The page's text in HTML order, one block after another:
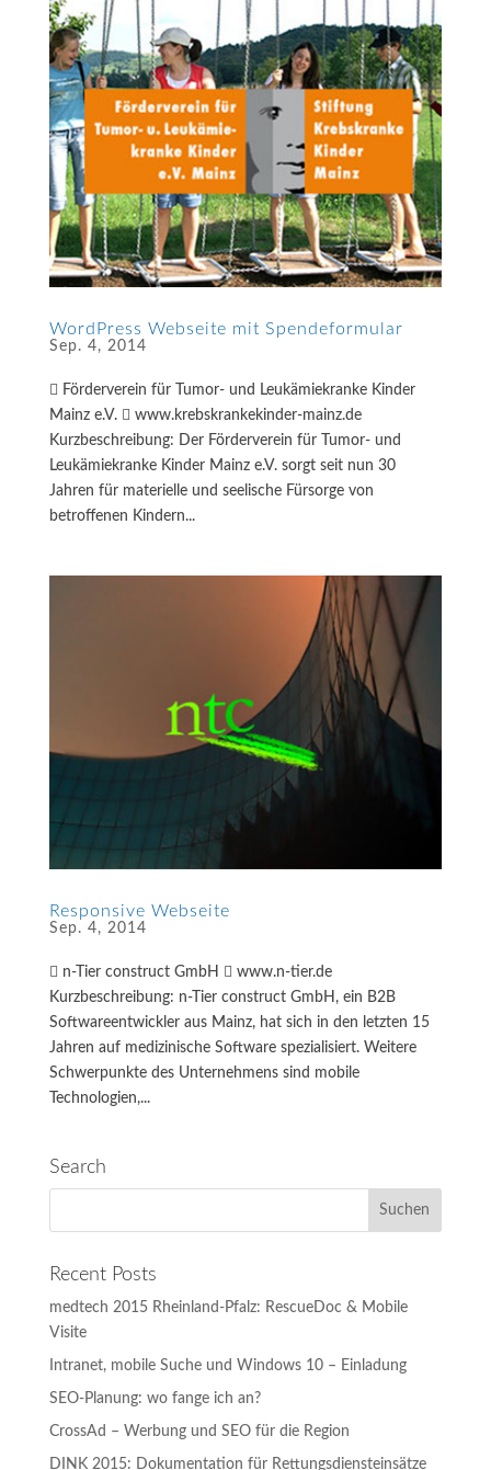
WordPress Webseite mit Spendeformular
Sep. 4, 2014
 Förderverein für Tumor- und Leukämiekranke Kinder
Mainz e.V.  www.krebskrankekinder-mainz.de
Kurzbeschreibung: Der Förderverein für Tumor- und
Leukämiekranke Kinder Mainz e.V. sorgt seit nun 30
Jahren für materielle und seelische Fürsorge von
betroffenen Kindern...
Responsive Webseite
Sep. 4, 2014
 n-Tier construct GmbH  www.n-tier.de
Kurzbeschreibung: n-Tier construct GmbH, ein B2B
Softwareentwickler aus Mainz, hat sich in den letzten 15
Jahren auf medizinische Software spezialisiert. Weitere
Schwerpunkte des Unternehmens sind mobile
Technologien,...
Search
Recent Posts
medtech 2015 Rheinland-Pfalz: RescueDoc & Mobile
Visite
Intranet, mobile Suche und Windows 10 – Einladung
SEO-Planung: wo fange ich an?
CrossAd – Werbung und SEO für die Region
DINK 2015: Dokumentation für Rettungsdiensteinsätze